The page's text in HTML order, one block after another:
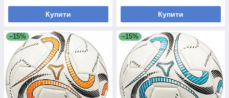
Купити Купити
–15% –15%